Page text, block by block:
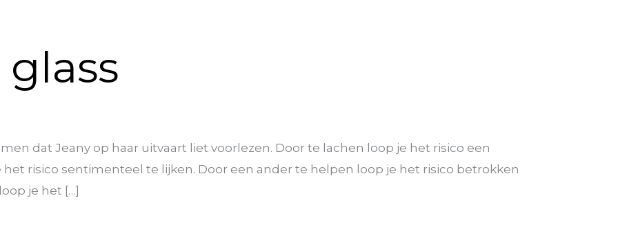
glass
dat Jeany op haar uitvaart liet voorlezen. Door te lachen loop je het risico een
het risico sentimenteel te lijken. Door een ander te helpen loop je het risico betrokken
je het […]